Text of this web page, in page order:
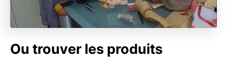
Ou trouver les produits